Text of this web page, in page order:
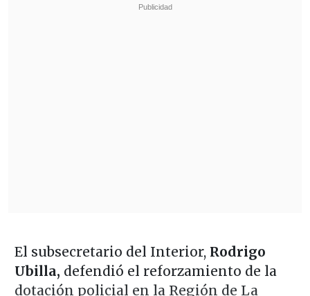
El subsecretario del Interior, Rodrigo
Ubilla, defendió el reforzamiento de la
dotación policial en la Región de La